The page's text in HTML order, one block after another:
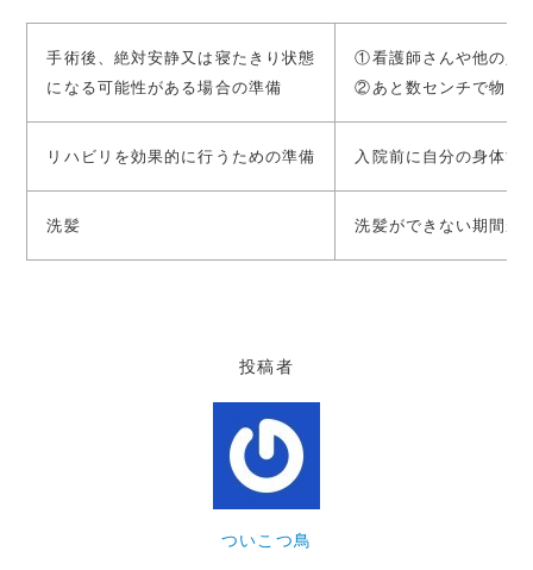
手術後、絶対安静又は寝たきり状態
になる可能性がある場合の準備
①看護師さんや他の人
②あと数センチで物に
リハビリを効果的に行うための準備 入院前に自分の身体能
洗髪 洗髪ができない期間が
投稿者
ついこつ鳥